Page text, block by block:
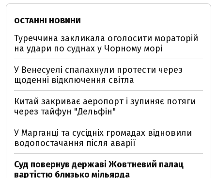
ОСТАННІ НОВИНИ
Туреччина закликала оголосити мораторій
на удари по суднах у Чорному морі
У Венесуелі спалахнули протести через
щоденні відключення світла
Китай закриває аеропорт і зупиняє потяги
через тайфун "Дельфін"
У Марганці та сусідніх громадах відновили
водопостачання після аварії
Суд повернув державі Жовтневий палац
вартістю близько мільярда